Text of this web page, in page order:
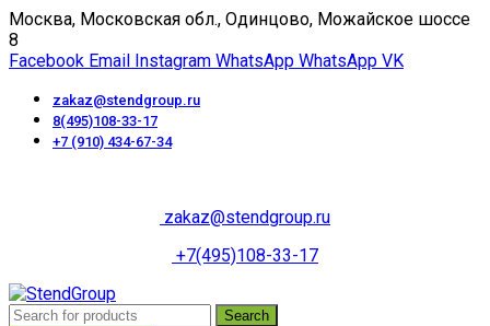
Москва, Московская обл., Одинцово, Можайское шоссе
8
Facebook Email Instagram WhatsApp WhatsApp VK
zakaz@stendgroup.ru
8(495)108-33-17
+7 (910) 434-67-34
zakaz@stendgroup.ru
+7(495)108-33-17
Search